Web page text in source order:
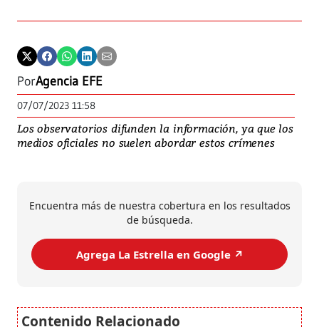
PorAgencia EFE
07/07/2023 11:58
Los observatorios difunden la información, ya que los
medios oficiales no suelen abordar estos crímenes
Encuentra más de nuestra cobertura en los resultados
de búsqueda.
Agrega La Estrella en Google ↗️